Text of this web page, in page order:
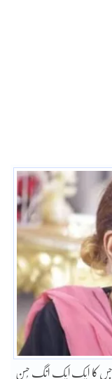
جس کا ایک ایک انگ حُسن